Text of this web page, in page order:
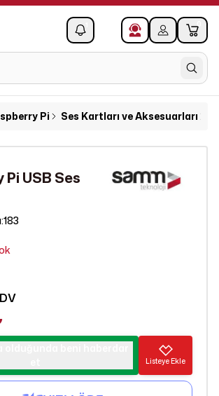
0
Pi Ses Kartları ve Aksesuarları
USB Ses
:183
Listeye Ekle